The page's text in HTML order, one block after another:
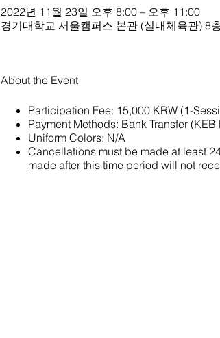
2022년 11월 23일 오후 8:00 – 오후 11:00
경기대학교 서울캠퍼스 본관 (실내체육관) 8
About the Event
Participation Fee: 15,000 KRW (1-
Payment Methods: Bank Transfer
Uniform Colors: N/A
Cancellations must be made at least
made after this time period will not